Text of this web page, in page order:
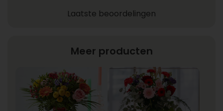
Laatste beoordelingen
Meer producten